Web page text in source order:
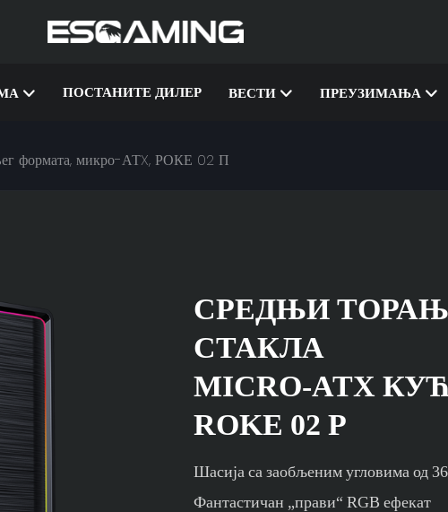
ПОСТАНИТЕ ДИЛЕР ВЕСТИ ПРЕУЗИМАЊА
формата, микро-АТX, РОКЕ 02 П
СРЕДЊИ
СТАКЛА
MICRO-ATX
ROKE 02 P
Шасија са заобљеним угловима од
Фантастичан „прави“ RGB ефекат